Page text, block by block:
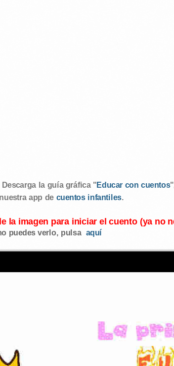
la guía gráfica "Educar con cuentos
app de cuentos infantiles.
la imagen para iniciar el cuento (ya no
puedes verlo, pulsa aquí